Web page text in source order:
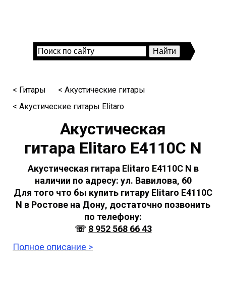
< Гитары
< Акустические гитары
< Акустические гитары Elitaro
Акустическая
гитара Elitaro E4110C N
Акустическая гитара Elitaro E4110C N в
наличии по адресу: ул. Вавилова, 60
Для того что бы купить гитару Elitaro E4110C
N в Ростове на Дону, достаточно позвонить
по телефону:
☏ 8 952 568 66 43
Полное описание >